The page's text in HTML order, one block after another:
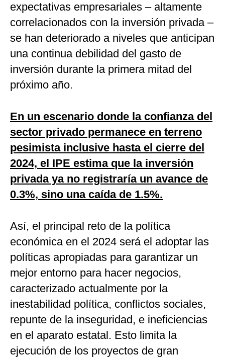
expectativas empresariales – altamente
correlacionados con la inversión privada –
se han deteriorado a niveles que anticipan
una continua debilidad del gasto de
inversión durante la primera mitad del
próximo año.
En un escenario donde la confianza del
sector privado permanece en terreno
pesimista inclusive hasta el cierre del
2024, el IPE estima que la inversión
privada ya no registraría un avance de
0.3%, sino una caída de 1.5%.
Así, el principal reto de la política
económica en el 2024 será el adoptar las
políticas apropiadas para garantizar un
mejor entorno para hacer negocios,
caracterizado actualmente por la
inestabilidad política, conflictos sociales,
repunte de la inseguridad, e ineficiencias
en el aparato estatal. Esto limita la
ejecución de los proyectos de gran